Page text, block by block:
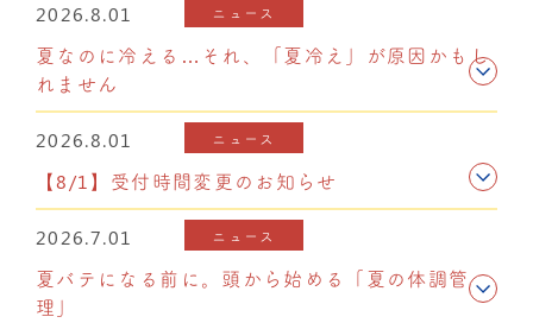
2026.8.01 ニュース
夏なのに冷える…それ、「夏冷え」が原因かもし
れません
2026.8.01 ニュース
【8/1】受付時間変更のお知らせ
2026.7.01 ニュース
夏バテになる前に。頭から始める「夏の体調管
理」